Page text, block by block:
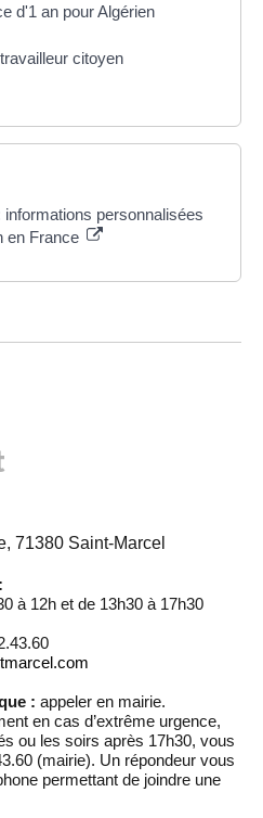
d'1 an pour Algérien
citoyen
personnalisées
en France
71380 Saint-Marcel
à 12h et de 13h30 à 17h30
: appeler en mairie.
en cas d’extrême urgence,
ou les soirs après 17h30, vous
(mairie). Un répondeur vous
permettant de joindre une